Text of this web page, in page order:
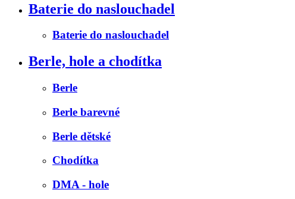
Baterie do naslouchadel
Baterie do naslouchadel
Berle, hole a chodítka
Berle
Berle barevné
Berle dětské
Chodítka
DMA - hole